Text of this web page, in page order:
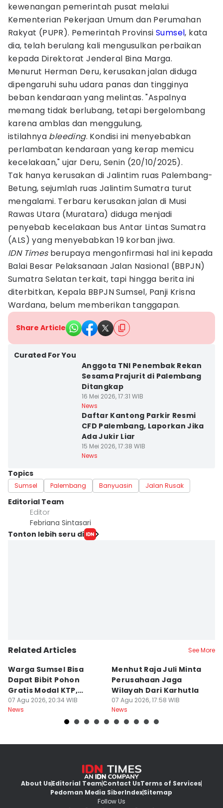
kewenangan pemerintah pusat melalui
Kementerian Pekerjaan Umum dan Perumahan
Rakyat (PUPR). Pemerintah Provinsi Sumsel, kata
dia, telah berulang kali mengusulkan perbaikan
kepada Direktorat Jenderal Bina Marga.
Menurut Herman Deru, kerusakan jalan diduga
dipengaruhi suhu udara panas dan tingginya
beban kendaraan yang melintas. "Aspalnya
memang tidak berlubang, tetapi bergelombang
karena amblas dan menggulung,
istilahnya bleeding. Kondisi ini menyebabkan
perlambatan kendaraan yang kerap memicu
kecelakaan," ujar Deru, Senin (20/10/2025).
Tak hanya kerusakan di Jalintim ruas Palembang-
Betung, sejumlah ruas Jalintim Sumatra turut
mengalami. Terbaru kerusakan jalan di Musi
Rawas Utara (Muratara) diduga menjadi
penyebab kecelakaan bus Antar Lintas Sumatra
(ALS) yang menyebabkan 19 korban jiwa.
IDN Timesberupaya mengonfirmasi hal ini kepada
Balai Besar Pelaksanaan Jalan Nasional (BBPJN)
Sumatra Selatan terkait, tapi hingga berita ini
diterbitkan, Kepala BBPJN Sumsel, Panji Krisna
Wardana, belum memberikan tanggapan.
Share Article
Curated For You
Anggota TNI Penembak Rekan
Sesama Prajurit di Palembang
Ditangkap
16 Mei 2026, 17:31 WIB
News
Daftar Kantong Parkir Resmi
CFD Palembang, Laporkan Jika
Ada Jukir Liar
15 Mei 2026, 17:38 WIB
News
Topics
Sumsel Palembang Banyuasin Jalan Rusak
Editorial Team
Editor
Febriana Sintasari
Tonton lebih seru di
Related Articles See More
Warga Sumsel Bisa
Dapat Bibit Pohon
Gratis Modal KTP,
Menhut Beberkan
Caranya
07 Agu 2026, 20:34 WIB
News
Menhut Raja Juli Minta
Perusahaan Jaga
Wilayah Dari Karhutla
07 Agu 2026, 17:58 WIB
News
About UsEditorial TeamContact UsTerms of Services
Pedoman Media SiberIndexSitemap
Follow Us